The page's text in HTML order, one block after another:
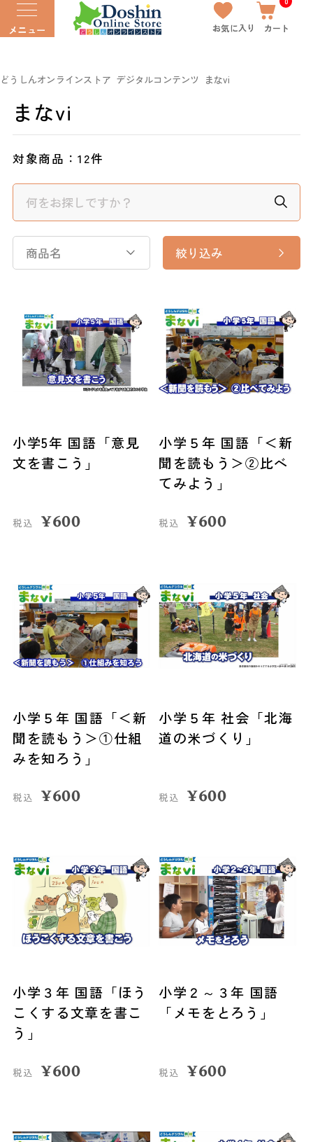
メニュー お気に入り カート
どうしんオンラインストア デジタルコンテンツ まなvi
まなvi
対象商品：12件
商品名 絞り込み
小学5年 国語「意見
文を書こう」
税込 ¥600
小学５年 国語「＜新
聞を読もう＞②比べ
てみよう」
税込 ¥600
小学５年 国語「＜新
聞を読もう＞①仕組
みを知ろう」
税込 ¥600
小学５年 社会「北海
道の米づくり」
税込 ¥600
小学３年 国語「ほう
こくする文章を書こ
う」
税込 ¥600
小学２～３年 国語
「メモをとろう」
税込 ¥600